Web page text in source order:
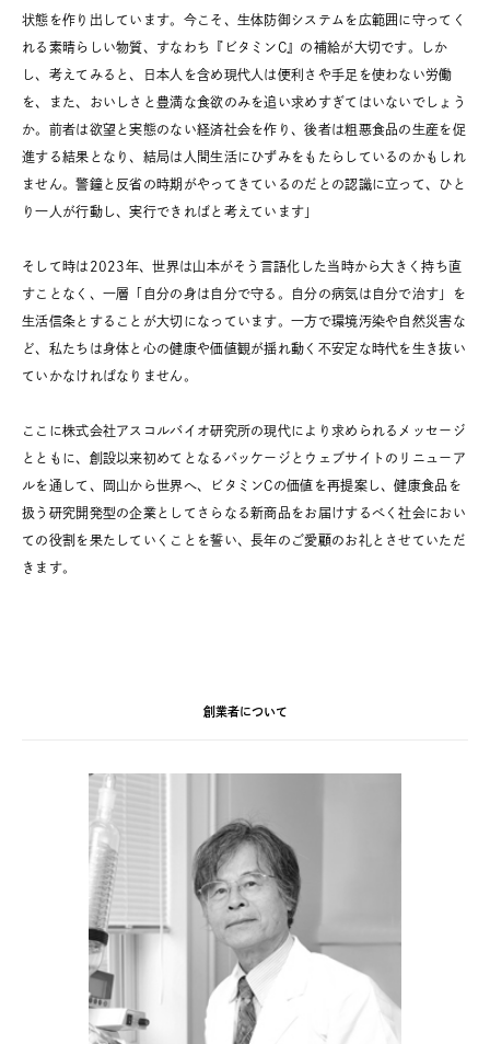
状態を作り出しています。今こそ、生体防御システムを広範囲に守ってく
れる素晴らしい物質、すなわち『ビタミンC』の補給が大切です。しか
し、考えてみると、日本人を含め現代人は便利さや手足を使わない労働
を、また、おいしさと豊満な食欲のみを追い求めすぎてはいないでしょう
か。前者は欲望と実態のない経済社会を作り、後者は粗悪食品の生産を促
進する結果となり、結局は人間生活にひずみをもたらしているのかもしれ
ません。警鐘と反省の時期がやってきているのだとの認識に立って、ひと
り一人が行動し、実行できればと考えています」
そして時は2023年、世界は山本がそう言語化した当時から大きく持ち直
すことなく、一層「自分の身は自分で守る。自分の病気は自分で治す」を
生活信条とすることが大切になっています。一方で環境汚染や自然災害な
ど、私たちは身体と心の健康や価値観が揺れ動く不安定な時代を生き抜い
ていかなければなりません。
ここに株式会社アスコルバイオ研究所の現代により求められるメッセージ
とともに、創設以来初めてとなるパッケージとウェブサイトのリニューア
ルを通して、岡山から世界へ、ビタミンCの価値を再提案し、健康食品を
扱う研究開発型の企業としてさらなる新商品をお届けするべく社会におい
ての役割を果たしていくことを誓い、長年のご愛顧のお礼とさせていただ
きます。
創業者について